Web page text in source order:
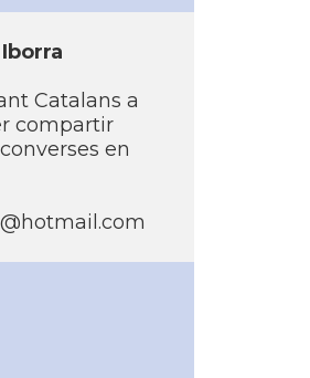
Catalans a
compartir
en